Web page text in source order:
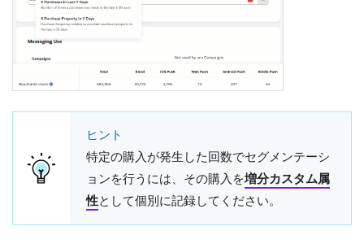
ヒント
特定の購入が発生した回数でセグメンテーシ
ョンを行うには、その購入を増分カスタム属
性として個別に記録してください。